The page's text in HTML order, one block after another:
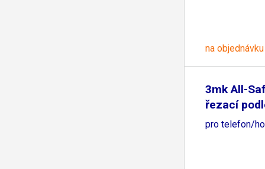
na objednávku
3mk All-
řezací
pro telefon/